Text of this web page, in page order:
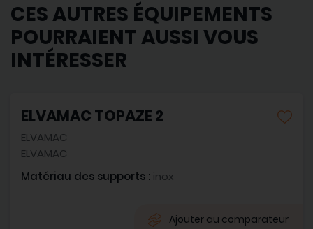
CES AUTRES ÉQUIPEMENTS
POURRAIENT AUSSI VOUS
INTÉRESSER
ELVAMAC TOPAZE 2
ELVAMAC
ELVAMAC
Matériau des supports : inox
Ajouter au comparateur